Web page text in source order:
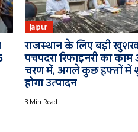
Jaipur
राजस्थान के लिए बड़ी
पचपदरा रिफाइनरी का काम
चरण में, अगले कुछ हफ्तों में
होगा उत्पादन
3 Min Read